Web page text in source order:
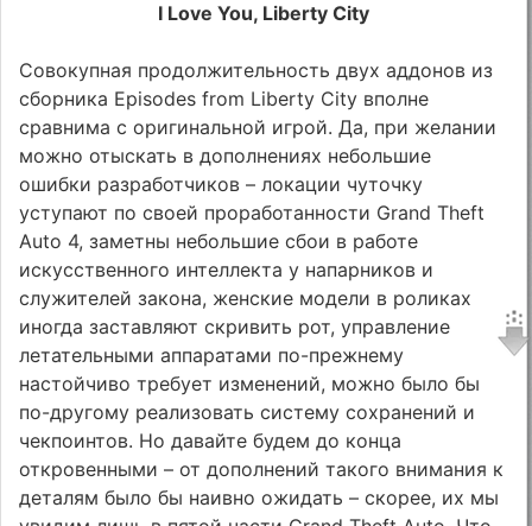
I Love You, Liberty City
Совокупная продолжительность двух аддонов из
сборника Episodes from Liberty City вполне
сравнима с оригинальной игрой. Да, при желании
можно отыскать в дополнениях небольшие
ошибки разработчиков – локации чуточку
уступают по своей проработанности Grand Theft
Auto 4, заметны небольшие сбои в работе
искусственного интеллекта у напарников и
служителей закона, женские модели в роликах
иногда заставляют скривить рот, управление
летательными аппаратами по-прежнему
настойчиво требует изменений, можно было бы
по-другому реализовать систему сохранений и
чекпоинтов. Но давайте будем до конца
откровенными – от дополнений такого внимания к
деталям было бы наивно ожидать – скорее, их мы